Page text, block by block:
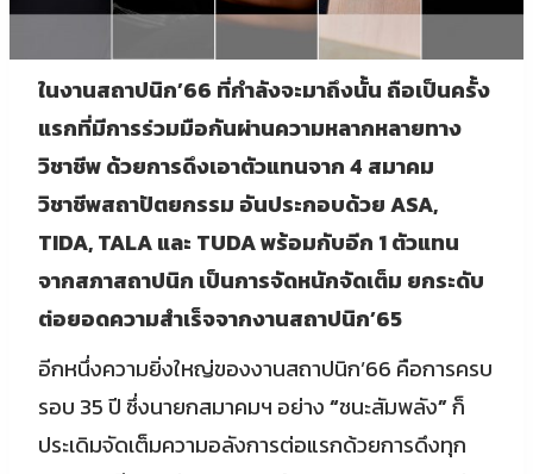
ในงานสถาปนิก’66 ที่กำลังจะมาถึงนั้น ถือเป็นครั้ง
แรกที่มีการร่วมมือกันผ่านความหลากหลายทาง
วิชาชีพ ด้วยการดึงเอาตัวแทนจาก 4 สมาคม
วิชาชีพสถาปัตยกรรม อันประกอบด้วย ASA,
TIDA, TALA และ TUDA พร้อมกับอีก 1 ตัวแทน
จากสภาสถาปนิก เป็นการจัดหนักจัดเต็ม ยกระดับ
ต่อยอดความสำเร็จจากงานสถาปนิก’65
อีกหนึ่งความยิ่งใหญ่ของงานสถาปนิก’66 คือการครบ
รอบ 35 ปี ซึ่งนายกสมาคมฯ อย่าง“ชนะสัมพลัง”ก็
ประเดิมจัดเต็มความอลังการต่อแรกด้วยการดึงทุก